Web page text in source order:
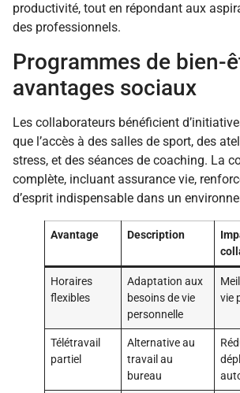
productivité, tout en répondant aux
des professionnels.
Programmes de bien-
avantages sociaux
Les collaborateurs bénéficient
que l’accès à des salles de sport, des
stress, et des séances de coaching. La
complète, incluant assurance vie,
d’esprit indispensable dans un
Avantage Description
Horaires
flexibles
Adaptation aux
besoins de vie
personnelle
vie
Télétravail
partiel
Alternative au
travail au
bureau